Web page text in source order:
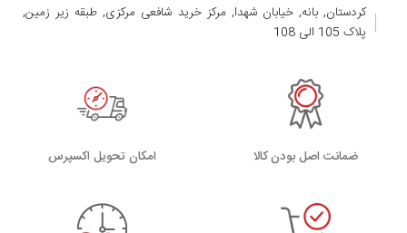
کردستان, بانه, خیابان شهدا, مرکز خرید شافعی مرکزی, طبقه زیر زمین,
پلاک 105 الی 108
ضمانت اصل بودن کالا اﻣﮑﺎن ﺗﺤﻮﯾﻞ اﮐﺴﭙﺮس